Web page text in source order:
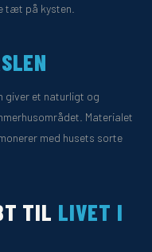
tæt på kysten.
giver et naturligt og
Materialet
med husets sorte
TIL LIVET I